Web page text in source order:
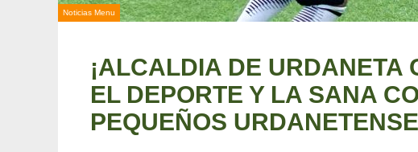
Noticias Menu
¡ALCALDIA DE URDANETA
EL DEPORTE Y LA SANA
PEQUEÑOS